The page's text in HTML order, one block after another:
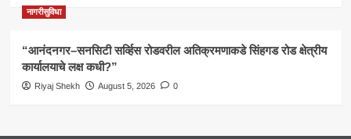
नागरीसुविधा
“आनंदनगर–सनसिटी सर्व्हिस रोडवरील अतिक्रमणाकडे सिंहगड रोड क्षेत्रीय
कार्यालयाचे लक्ष कधी?”
Riyaj Shekh August 5, 2026 0